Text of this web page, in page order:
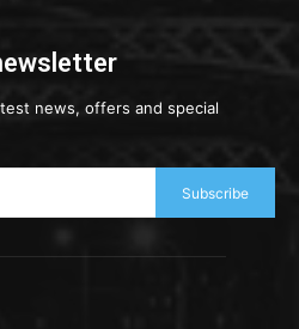
news, offers and special
Subscribe